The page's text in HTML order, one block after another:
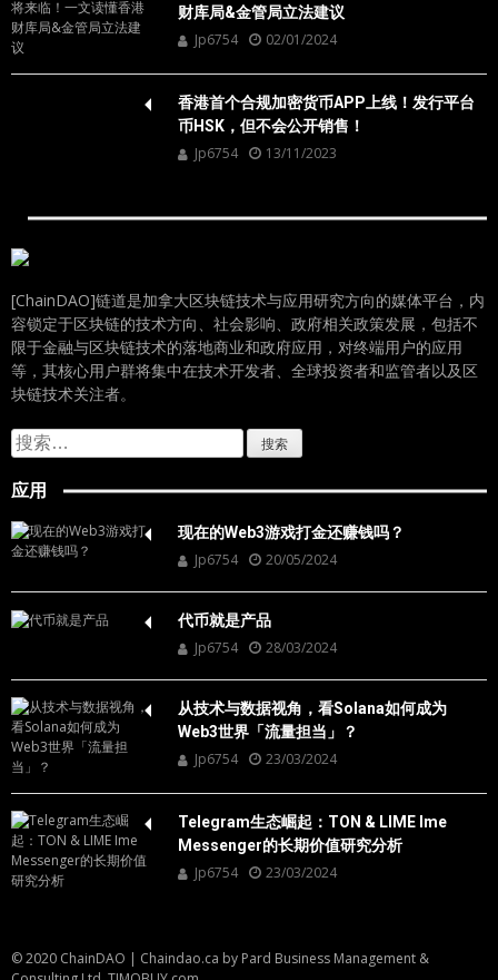
财库局&金管局立法建议
Jp6754 02/01/2024
香港首个合规加密货币APP上线！发行平台
币HSK，但不会公开销售！
Jp6754 13/11/2023
[ChainDAO]链道是加拿大区块链技术与应用研究方向的媒体平台，内
容锁定于区块链的技术方向、社会影响、政府相关政策发展，包括不
限于金融与区块链技术的落地商业和政府应用，对终端用户的应用
等，其核心用户群将集中在技术开发者、全球投资者和监管者以及区
块链技术关注者。
搜
索：
应用
现在的Web3游戏打金还赚钱吗？
Jp6754 20/05/2024
代币就是产品
Jp6754 28/03/2024
从技术与数据视角，看Solana如何成为
Web3世界「流量担当」？
Jp6754 23/03/2024
Telegram生态崛起：TON & LIME Ime
Messenger的长期价值研究分析
Jp6754 23/03/2024
© 2020 ChainDAO | Chaindao.ca by Pard Business Management &